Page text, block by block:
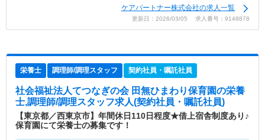
ケアパートナー株式会社の求人一覧
更新日：2026/03/05 求人番号：9148878
栄養士 調理師/調理スタッフ 契約社員・嘱託社員
社会福祉法人てつなぎの会 田無ひまわり保育園の栄養
士,調理師/調理スタッフ求人(契約社員・嘱託社員)
【東京都／西東京市】年間休日110日程度★借上宿舎制度あり♪
保育園にて栄養士の募集です！